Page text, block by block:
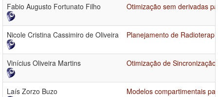
Fabio Augusto Fortunato Filho Otimização sem derivadas
Nicole Cristina Cassimiro de Oliveira Planejamento de
Vinícius Oliveira Martins Otimização de
Laís Zorzo Buzo Modelos compartimentais